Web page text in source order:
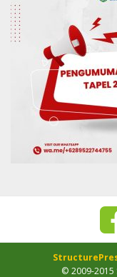
© 2009-2015